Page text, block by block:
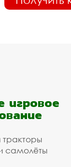
игровое
самолёты